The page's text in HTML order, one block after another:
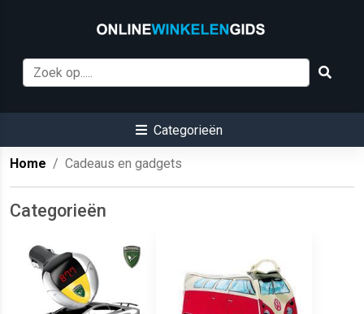
Categorieën
Home Cadeaus en gadgets
Categorieën